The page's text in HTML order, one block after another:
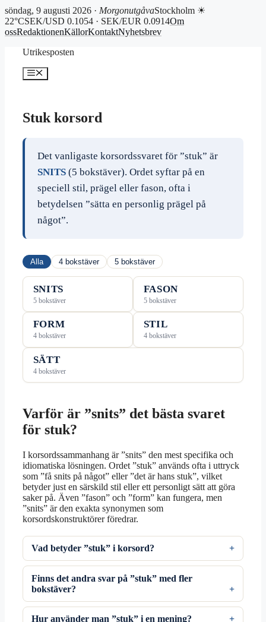
söndag, 9 augusti 2026 · MorgonutgåvaStockholm ☀
22°CSEK/USD 0.1054 · SEK/EUR 0.0914Om
ossRedaktionenKällorKontaktNyhetsbrev
Utrikesposten
Meny
Stuk korsord
Det vanligaste korsordssvaret för ”stuk” är
SNITS(5 bokstäver). Ordet syftar på en
speciell stil, prägel eller fason, ofta i
betydelsen ”sätta en personlig prägel på
något”.
Alla 4 bokstäver 5 bokstäver
SNITS
5 bokstäver
FASON
5 bokstäver
FORM
4 bokstäver
STIL
4 bokstäver
SÄTT
4 bokstäver
Varför är ”snits” det bästa svaret
för stuk?
I korsordssammanhang är ”snits” den mest specifika och
idiomatiska lösningen. Ordet ”stuk” används ofta i uttryck
som ”få snits på något” eller ”det är hans stuk”, vilket
betyder just en särskild stil eller ett personligt sätt att göra
saker på. Även ”fason” och ”form” kan fungera, men
”snits” är den exakta synonymen som
korsordskonstruktörer föredrar.
Vad betyder ”stuk” i korsord?
Finns det andra svar på ”stuk” med fler
bokstäver?
Hur använder man ”stuk” i en mening?